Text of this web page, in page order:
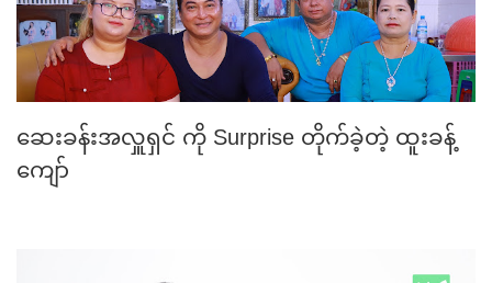
ဆေးခန်းအလှူရှင် ကို Surprise တိုက်ခဲ့တဲ့ ထူးခန့်
ကျော်